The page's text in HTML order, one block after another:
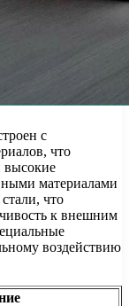
с
что
высокие
материалами
что
к внешним
воздействию